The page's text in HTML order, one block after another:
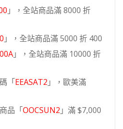
」，全站商品滿 8000 折
」，全站商品滿 5000 折 400
」，全站商品滿 10000 折
「EEASAT2 」，歐美滿
品「OOCSUN2 」滿 $7,000